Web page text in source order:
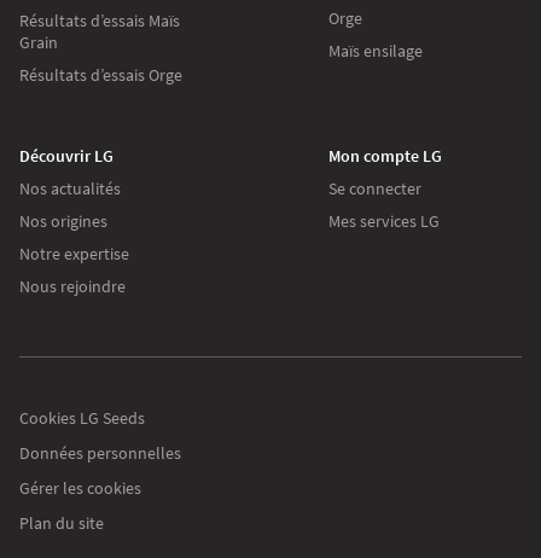
Résultats d’essais Maïs
Grain
Résultats d’essais Orge
Orge
Maïs ensilage
Découvrir LG
Nos actualités
Nos origines
Notre expertise
Nous rejoindre
Mon compte LG
Se connecter
Mes services LG
Cookies LG Seeds
Données personnelles
Gérer les cookies
Plan du site